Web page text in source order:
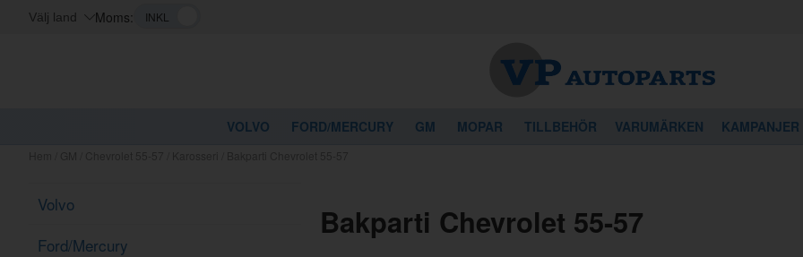
Välj land Moms:
VOLVO FORD/MERCURY GM MOPAR TILLBEHÖR VARUMÄRKEN KAMPANJER
Volvo
Ford/Mercury
Bakparti Chevrolet 55-57